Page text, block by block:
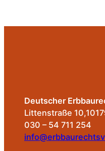
Deutscher
Littenstraße
030 – 54 711 254